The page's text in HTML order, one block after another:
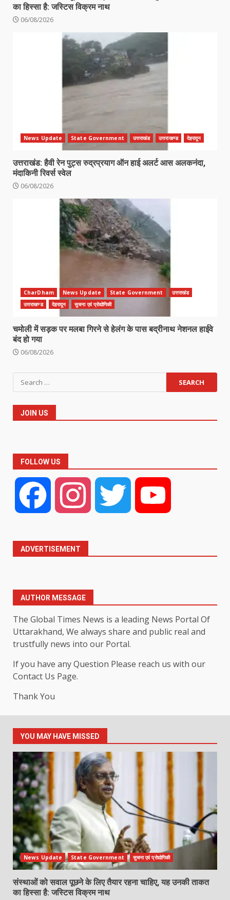
का हिस्सा है: जस्टिस विक्रम नाथ
06/08/2026
News Update State Government उत्तराखंड उत्तराखण्ड देहरादून
उत्तराखंड: हैवी रेन पुट्स रुद्रप्रयाग ऑन हाई अलर्ट आस अलकनंदा,
मंदाकिनी रिवर्स स्वेल
06/08/2026
CharDham News Update State Government
उत्तराखंड
उत्तराखण्ड
देहरादून सुचना एवं प्रोद्योगिकी
चमोली में सड़क पर मलबा गिरने से हेलंग के पास बद्रीनाथ नेशनल हाईवे
बंद हो गया
06/08/2026
Search
for:
JOIN US
FOLLOW US
Facebook Instagram Twitter
ADVERTISEMENT
AUTHOR MESSAGE
The Global Times News is a leading News Portal Of
Uttarakhand, We always share and public real and
trustfully news into our Portal.
If you have any Question Please reach us with our
Contact Us Page.
Thank You
YOU MAY HAVE MISSED
News Update State Government सुचना एवं प्रोद्योगिकी
संस्थाओं को सवाल पूछने के लिए तैयार रहना चाहिए, यह उनकी ताकत
का हिस्सा है: जस्टिस विक्रम नाथ